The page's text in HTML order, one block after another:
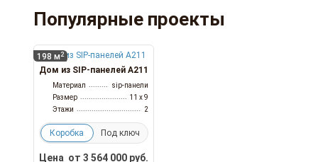
Популярные проекты
198 м 2
Дом из SIP-панелей А211
Материал
sip-панели
Размер
11 x 9
Этажи
2
Коробка Под ключ
Цена от 3 564 000руб.